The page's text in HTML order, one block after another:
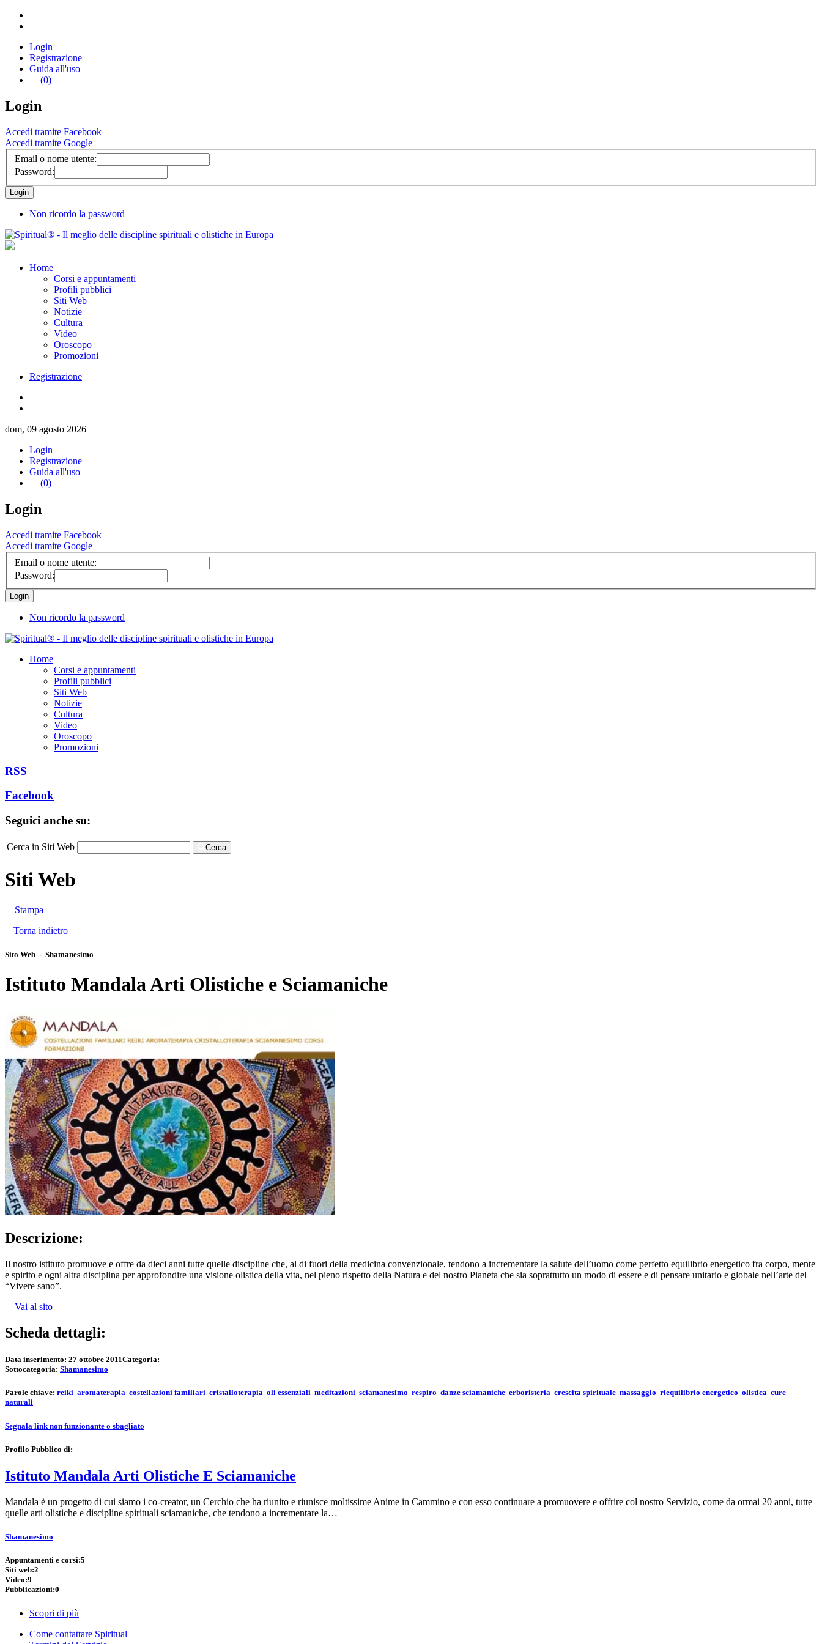
Login
Registrazione
Guida all'uso
(0)
Login
Accedi tramite Facebook
Accedi tramite Google
Email o nome utente:
Password:
Non ricordo la password
Home
Corsi e appuntamenti
Profili pubblici
Siti Web
Notizie
Cultura
Video
Oroscopo
Promozioni
Registrazione
dom, 09 agosto 2026
Login
Registrazione
Guida all'uso
(0)
Login
Accedi tramite Facebook
Accedi tramite Google
Email o nome utente:
Password:
Non ricordo la password
Home
Corsi e appuntamenti
Profili pubblici
Siti Web
Notizie
Cultura
Video
Oroscopo
Promozioni
RSS
Facebook
Seguici anche su:
Cerca in Siti Web Cerca
Siti Web
Stampa
Torna indietro
Sito Web - Shamanesimo
Istituto Mandala Arti Olistiche e Sciamaniche
Descrizione:
Il nostro istituto promuove e offre da dieci anni tutte quelle discipline che, al di fuori della medicina convenzionale, tendono a incrementare la salute dell’uomo come perfetto equilibrio energetico fra corpo, mente
e spirito e ogni altra disciplina per approfondire una visione olistica della vita, nel pieno rispetto della Natura e del nostro Pianeta che sia soprattutto un modo di essere e di pensare unitario e globale nell’arte del
“Vivere sano”.
Vai al sito
Scheda dettagli:
Data inserimento: 27 ottobre 2011Categoria:
Sottocategoria: Shamanesimo
Parole chiave: reiki aromaterapia costellazioni familiari cristalloterapia oli essenziali meditazioni sciamanesimo respiro danze sciamaniche erboristeria crescita spirituale massaggio riequilibrio energetico olistica cure
naturali
Segnala link non funzionante o sbagliato
Profilo Pubblico di:
Istituto Mandala Arti Olistiche E Sciamaniche
Mandala è un progetto di cui siamo i co-creator, un Cerchio che ha riunito e riunisce moltissime Anime in Cammino e con esso continuare a promuovere e offrire col nostro Servizio, come da ormai 20 anni, tutte
quelle arti olistiche e discipline spirituali sciamaniche, che tendono a incrementare la…
Shamanesimo
Appuntamenti e corsi:5
Siti web:2
Video:9
Pubblicazioni:0
Scopri di più
Come contattare Spiritual